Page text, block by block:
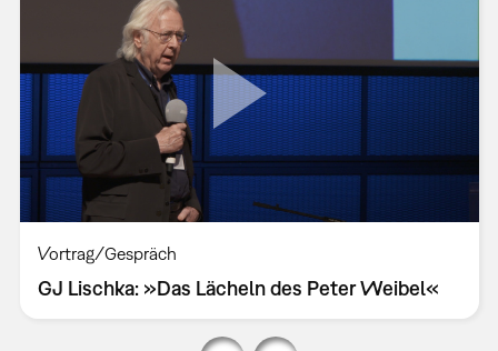
Vortrag/Gespräch
GJ Lischka: »Das Lächeln des Peter Weibel«